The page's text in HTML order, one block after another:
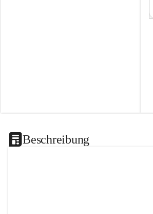
Beschreibung